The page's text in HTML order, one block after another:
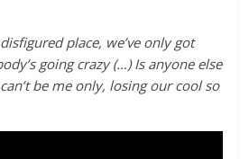
place, we’ve only got
going crazy (…) Is anyone else
be me only, losing our cool so